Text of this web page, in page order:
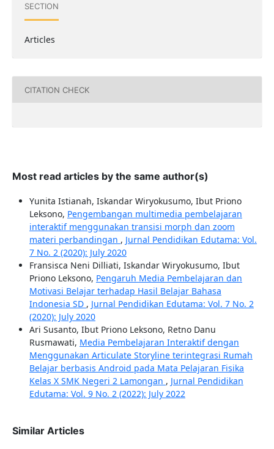
SECTION
Articles
CITATION CHECK
Most read articles by the same author(s)
Yunita Istianah, Iskandar Wiryokusumo, Ibut Priono
Leksono, Pengembangan multimedia pembelajaran
interaktif menggunakan transisi morph dan zoom
materi perbandingan , Jurnal Pendidikan Edutama: Vol.
7 No. 2 (2020): July 2020
Fransisca Neni Dilliati, Iskandar Wiryokusumo, Ibut
Priono Leksono, Pengaruh Media Pembelajaran dan
Motivasi Belajar terhadap Hasil Belajar Bahasa
Indonesia SD , Jurnal Pendidikan Edutama: Vol. 7 No. 2
(2020): July 2020
Ari Susanto, Ibut Priono Leksono, Retno Danu
Rusmawati, Media Pembelajaran Interaktif dengan
Menggunakan Articulate Storyline terintegrasi Rumah
Belajar berbasis Android pada Mata Pelajaran Fisika
Kelas X SMK Negeri 2 Lamongan , Jurnal Pendidikan
Edutama: Vol. 9 No. 2 (2022): July 2022
Similar Articles